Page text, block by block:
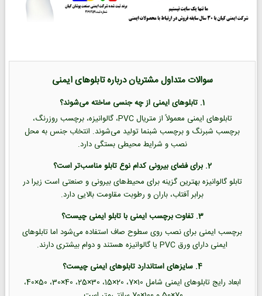
سوالات متداول مشتریان درباره تابلوهای ایمنی
1. تابلوهای ایمنی از چه جنسی ساخته می‌شوند؟
تابلوهای ایمنی معمولاً از متریال PVC، گالوانیزه، برچسب روزرنگ،
برچسب شبرنگ و برچسب شبنما تولید می‌شوند. انتخاب جنس به محل
نصب و شرایط محیطی بستگی دارد.
2. برای فضای بیرونی کدام نوع تابلو مناسب‌تر است؟
تابلو گالوانیزه بهترین گزینه برای محیط‌های بیرونی و صنعتی است زیرا در
برابر آفتاب، باران و رطوبت مقاومت بالایی دارد.
3. تفاوت برچسب ایمنی با تابلو ایمنی چیست؟
برچسب ایمنی برای نصب روی سطوح صاف استفاده می‌شود اما تابلوهای
ایمنی دارای ورق PVC یا گالوانیزه هستند و دوام بیشتری دارند.
4. سایزهای استاندارد تابلوهای ایمنی چیست؟
ابعاد رایج تابلوهای ایمنی شامل 10×7، 20×15، 30×25، 40×30، 50×40،